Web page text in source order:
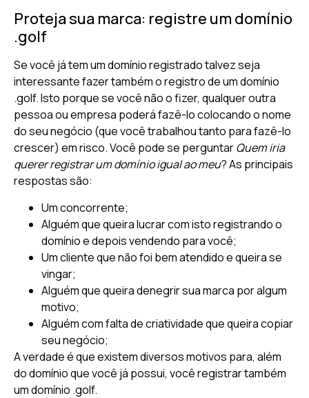
Proteja sua marca: registre um domínio
.golf
Se você já tem um domínio registrado talvez seja
interessante fazer também o registro de um domínio
.golf. Isto porque se você não o fizer, qualquer outra
pessoa ou empresa poderá fazê-lo colocando o nome
do seu negócio (que você trabalhou tanto para fazê-lo
crescer) em risco. Você pode se perguntarQuem iria
querer registrar um domínio igual ao meu? As principais
respostas são:
Um concorrente;
Alguém que queira lucrar com isto registrando o
domínio e depois vendendo para você;
Um cliente que não foi bem atendido e queira se
vingar;
Alguém que queira denegrir sua marca por algum
motivo;
Alguém com falta de criatividade que queira copiar
seu negócio;
A verdade é que existem diversos motivos para, além
do domínio que você já possui, você registrar também
um domínio .golf.